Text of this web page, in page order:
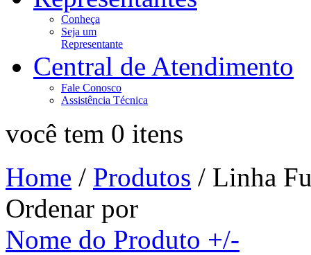
Conheça
Seja um
Representante
Central de Atendimento
Fale Conosco
Assistência Técnica
você tem 0 itens
Home / Produtos / Linha
Ordenar por
Nome do Produto +/-